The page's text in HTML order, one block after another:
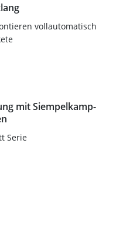
vollautomatisch
mit Siempelkamp-
Serie